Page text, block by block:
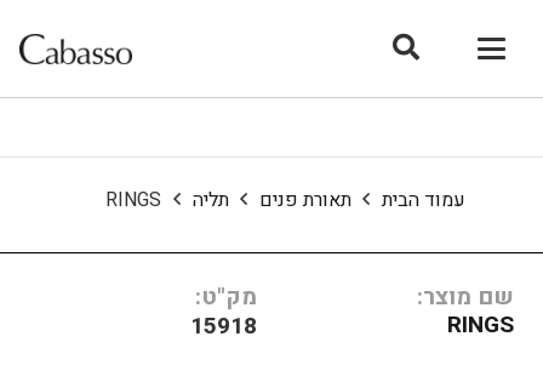
עמוד הבית תאורת פנים תליה RINGS
שם מוצר:
RINGS
מק"ט:
15918